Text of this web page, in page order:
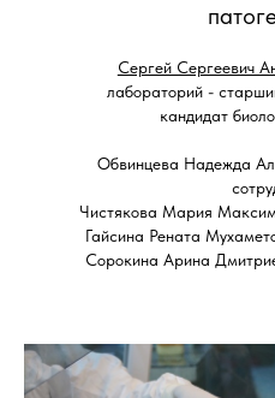
Сергей Сергеевич
лабораторий -
кандидат
Обвинцева Надежда
Чистякова Мария
Гайсина Рената
Сорокина Арина